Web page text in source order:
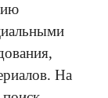
На